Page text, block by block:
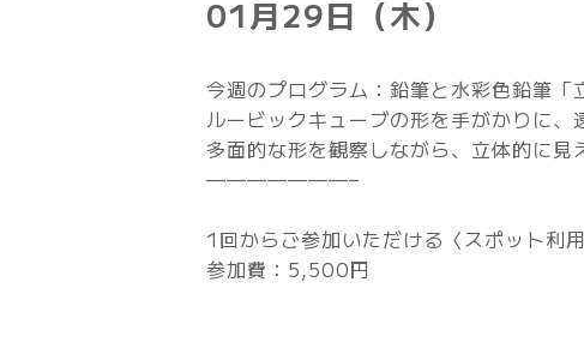
01月29日（木）
今週のプログラム：鉛筆と水彩色鉛筆「
ルービックキューブの形を手がかりに、
多面的な形を観察しながら、立体的に見
———————–
1回からご参加いただける〈スポット利
参加費：5,500円